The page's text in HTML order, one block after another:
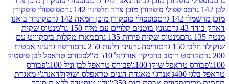
פופפולי פופקורן מוכן צדר חלפיניו 142 גרם
פופפולי פופקורן
גרם
פופפולי פופקורן מוכן חמאה 142 גרם
קינדר בואנו
גונץ בוטנים קלויים עם מלח 150 גר'
מנטוס שקית
מנטוס שקית פירות 135 גרם
מארז מקלות ביסקוויט עם
זריפה גרעיני דלעת 250 גרם
זריפה גרעיני אבטיח
רוטב ברביקיו אורגינל 510 מ"ל
פבורס טראפל לבן פיסטוק
שוקו 100ג'
פבורס טראפל לבן וניל 100ג'
פבורס
אנרג'י מאגדת דגנים טראפלס ושוקולדאנרג'י מאגדת